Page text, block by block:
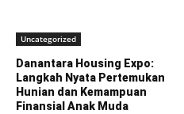
Uncategorized
Danantara Housing Expo:
Langkah Nyata Pertemukan
Hunian dan Kemampuan
Finansial Anak Muda